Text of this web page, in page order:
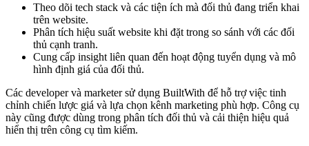
Theo dõi tech stack và các tiện ích mà đối thủ đang triển khai
trên website.
Phân tích hiệu suất website khi đặt trong so sánh với các đối
thủ cạnh tranh.
Cung cấp insight liên quan đến hoạt động tuyển dụng và mô
hình định giá của đối thủ.
Các developer và marketer sử dụng BuiltWith để hỗ trợ việc tinh
chỉnh chiến lược giá và lựa chọn kênh marketing phù hợp. Công cụ
này cũng được dùng trong phân tích đối thủ và cải thiện hiệu quả
hiển thị trên công cụ tìm kiếm.